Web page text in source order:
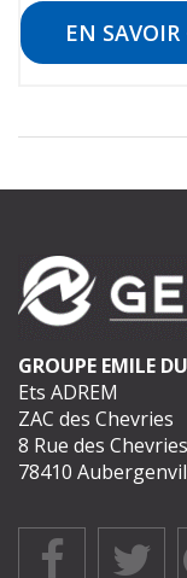
EN SAVOIR
GROUPE EMILE
Ets ADREM
ZAC des Chevries
8 Rue des Chevries
78410